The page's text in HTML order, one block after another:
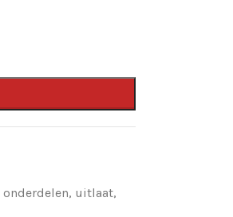
onderdelen, uitlaat,